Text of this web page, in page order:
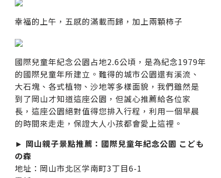
幸福的上午，五感的滿載而歸，加上兩顆柿子
國際兒童年紀念公園占地2.6公頃，是為紀念1979年
的國際兒童年所建立。難得的城市公園還有溪流、
大石塊、各式植物、沙地等多樣面貌，我們雖然是
到了岡山才知道這座公園，但誠心推薦給各位家
長，這座公園絕對值得您排入行程，利用一個早晨
的時間來走走，保證大人小孩都會愛上這裡。
► 岡山親子景點推薦：國際兒童年紀念公園 こども
の森
地址：岡山市北区学南町3丁目6-1